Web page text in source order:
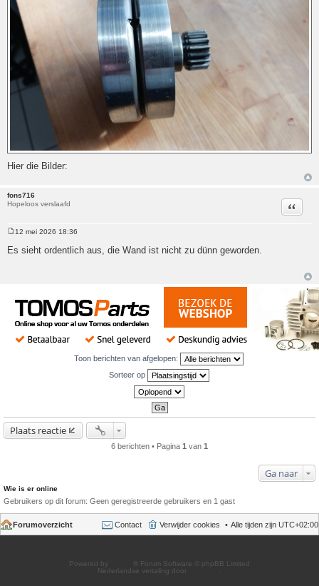
Hier die Bilder:
fons716
Hopeloos verslaafd
Citeer
12 mei 2026 18:36
Es sieht ordentlich aus, die Wand ist nicht zu dünn geworden.
Toon berichten van afgelopen:
Sorteer op
Plaats reactie
6 berichten • Pagina 1 van 1
Ga naar
Wie is er online
Gebruikers op dit forum: Geen geregistreerde gebruikers en 1 gast
Forumoverzicht Alle tijden zijn UTC+02:00
Verwijder cookies
Contact
Powered by
® Forum Software © phpBB Limited
Nederlandse vertaling door